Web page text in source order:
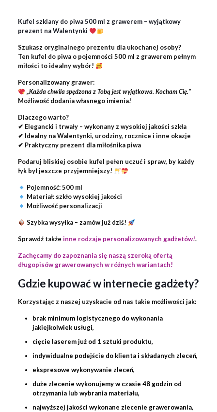
Kufel szklany do piwa 500 ml z grawerem – wyjątkowy
prezent na Walentynki
Szukasz oryginalnego prezentu dla ukochanej osoby?
Ten kufel do piwa o pojemności 500 ml z grawerem pełnym
miłości to idealny wybór!
Personalizowany grawer:
„Każda chwila spędzona z Tobą jest wyjątkowa. Kocham Cię.”
Możliwość dodania własnego imienia!
Dlaczego warto?
✔ Elegancki i trwały– wykonany z wysokiej jakości szkła
✔ Idealny na Walentynki, urodziny, rocznice i inne okazje
✔ Praktyczny prezent dla miłośnika piwa
Podaruj bliskiej osobie kufel pełen uczući spraw, by każdy
łyk był jeszcze przyjemniejszy!
Pojemność:500 ml
Materiał:szkło wysokiej jakości
Możliwość personalizacji
Szybka wysyłka – zamów już dziś!
Sprawdź także inne rodzaje personalizowanych gadżetów!.
Zachęcamy do zapoznania się naszą szeroką ofertą
długopisów grawerowanych w różnych wariantach!
Gdzie kupować w internecie gadżety?
Korzystając z naszej uzyskacie od nas takie możliwości jak:
brak minimum logistycznego do wykonania
jakiejkolwiek usługi,
cięcie laserem już od 1 sztuki produktu,
indywidualne podejście do klienta i składanych zleceń,
ekspresowe wykonywanie zleceń,
duże zlecenie wykonujemy w czasie 48 godzin od
otrzymania lub wybrania materiału,
najwyższej jakości wykonane zlecenie grawerowania,